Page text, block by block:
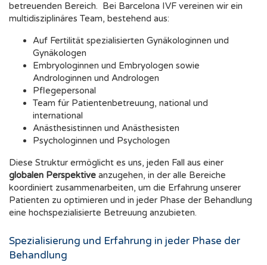
betreuenden Bereich. Bei Barcelona IVF vereinen wir ein
multidisziplinäres Team, bestehend aus:
Auf Fertilität spezialisierten Gynäkologinnen und
Gynäkologen
Embryologinnen und Embryologen sowie
Androloginnen und Andrologen
Pflegepersonal
Team für Patientenbetreuung, national und
international
Anästhesistinnen und Anästhesisten
Psychologinnen und Psychologen
Diese Struktur ermöglicht es uns, jeden Fall aus einer
globalen Perspektive anzugehen, in der alle Bereiche
koordiniert zusammenarbeiten, um die Erfahrung unserer
Patienten zu optimieren und in jeder Phase der Behandlung
eine hochspezialisierte Betreuung anzubieten.
Spezialisierung und Erfahrung in jeder Phase der
Behandlung